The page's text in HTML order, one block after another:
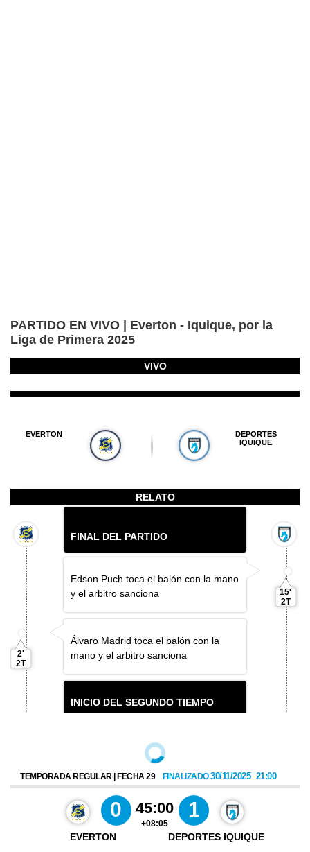
PARTIDO EN VIVO | Everton - Iquique, por la
Liga de Primera 2025